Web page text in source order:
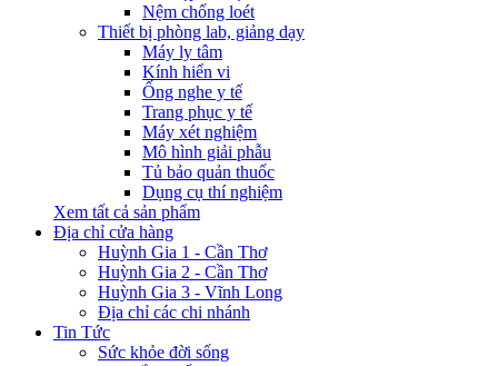
Nệm chống loét
Thiết bị phòng lab, giảng dạy
Máy ly tâm
Kính hiển vi
Ống nghe y tế
Trang phục y tế
Máy xét nghiệm
Mô hình giải phẫu
Tủ bảo quản thuốc
Dụng cụ thí nghiệm
Xem tất cả sản phẩm
Địa chỉ cửa hàng
Huỳnh Gia 1 - Cần Thơ
Huỳnh Gia 2 - Cần Thơ
Huỳnh Gia 3 - Vĩnh Long
Địa chỉ các chi nhánh
Tin Tức
Sức khỏe đời sống